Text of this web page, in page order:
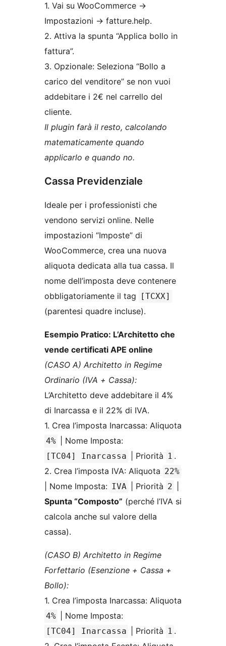
1. Vai su WooCommerce ->
Impostazioni -> fatture.help.
2. Attiva la spunta “Applica bollo in
fattura”.
3. Opzionale: Seleziona “Bollo a
carico del venditore” se non vuoi
addebitare i 2€ nel carrello del
cliente.
Il plugin farà il resto, calcolando
matematicamente quando
applicarlo e quando no.
Cassa Previdenziale
Ideale per i professionisti che
vendono servizi online. Nelle
impostazioni “Imposte” di
WooCommerce, crea una nuova
aliquota dedicata alla tua cassa. Il
nome dell’imposta deve contenere
obbligatoriamente il tag
[TCXX]
(parentesi quadre incluse).
Esempio Pratico: L’Architetto che
vende certificati APE online
(CASO A) Architetto in Regime
Ordinario (IVA + Cassa):
L’Architetto deve addebitare il 4%
di Inarcassa e il 22% di IVA.
1. Crea l’imposta Inarcassa: Aliquota
4% | Nome Imposta:
[TC04] Inarcassa | Priorità 1 .
2. Crea l’imposta IVA: Aliquota 22%
| Nome Imposta: IVA | Priorità 2
Spunta “Composto” (perché l’IVA si
calcola anche sul valore della
cassa).
(CASO B) Architetto in Regime
Forfettario (Esenzione + Cassa +
Bollo):
1. Crea l’imposta Inarcassa: Aliquota
4% | Nome Imposta:
[TC04] Inarcassa | Priorità 1 .